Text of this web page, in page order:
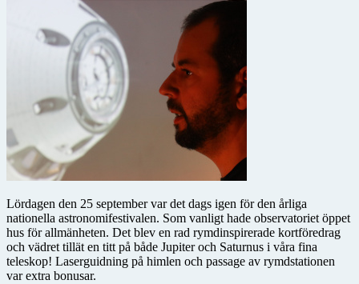
Lördagen den 25 september var det dags igen för den årliga
nationella astronomifestivalen. Som vanligt hade observatoriet öppet
hus för allmänheten. Det blev en rad rymdinspirerade kortföredrag
och vädret tillät en titt på både Jupiter och Saturnus i våra fina
teleskop! Laserguidning på himlen och passage av rymdstationen
var extra bonusar.